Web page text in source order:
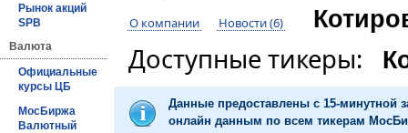
Рынок акций
SPB
Валюта
Официальные
курсы ЦБ
МосБиржа
Валютный
О компании Новости (6)
Доступные тикеры:
Данные предоставлены с 15-минутной
онлайн данным по всем тикерам